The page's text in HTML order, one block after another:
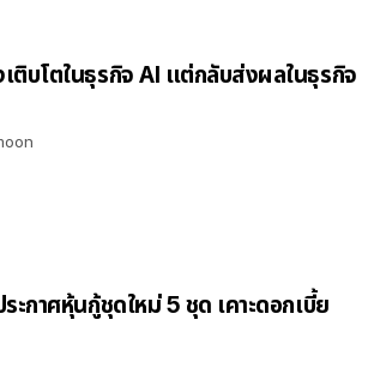
ติบโตในธุรกิจ AI แต่กลับส่งผลในธุรกิจ
ะกาศหุ้นกู้ชุดใหม่ 5 ชุด เคาะดอกเบี้ย